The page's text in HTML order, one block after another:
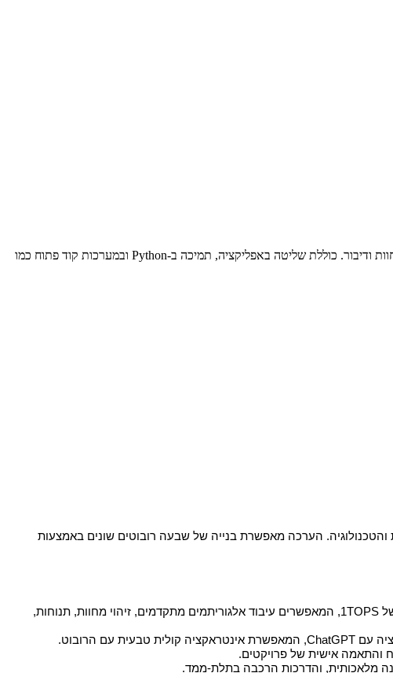
ערכת רובוטיקה מודולרית מתקדמת מבית UBTECH, מאפשרת בניית מספר רובוטים עם יכולות בינה מלאכותית מתקדמות כמו זיהוי פנים, מחוות ודיבור. כוללת שליטה באפליקציה, תמיכה ב-Python ובמערכות קוד פתוח כמו
מלאכותית, והדרכות הרכבה בתלת-ממד.​